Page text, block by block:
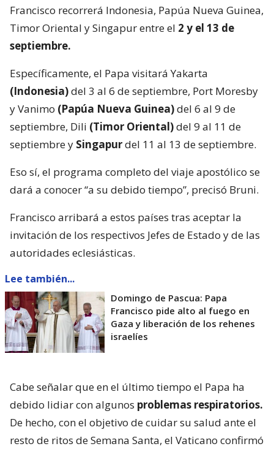
Francisco recorrerá Indonesia, Papúa Nueva Guinea,
Timor Oriental y Singapur entre el 2 y el 13 de
septiembre.
Específicamente, el Papa visitará Yakarta
(Indonesia)del 3 al 6 de septiembre, Port Moresby
y Vanimo (Papúa Nueva Guinea)del 6 al 9 de
septiembre, Dili (Timor Oriental)del 9 al 11 de
septiembre y Singapurdel 11 al 13 de septiembre.
Eso sí, el programa completo del viaje apostólico se
dará a conocer “a su debido tiempo”, precisó Bruni.
Francisco arribará a estos países tras aceptar la
invitación de los respectivos Jefes de Estado y de las
autoridades eclesiásticas.
Lee también...
Domingo de Pascua: Papa
Francisco pide alto al fuego en
Gaza y liberación de los rehenes
israelíes
Cabe señalar que en el último tiempo el Papa ha
debido lidiar con algunos problemas respiratorios.
De hecho, con el objetivo de cuidar su salud ante el
resto de ritos de Semana Santa, el Vaticano confirmó